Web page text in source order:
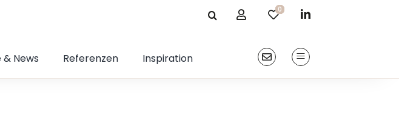
0
0
0
0
0
News Referenzen Inspiration